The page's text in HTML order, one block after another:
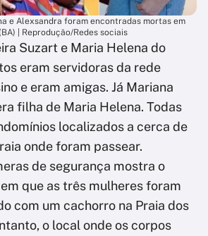
e Alexsandra foram encontradas mortas em
| Reprodução/Redes sociais
Suzart e Maria Helena do
eram servidoras da rede
e eram amigas. Já Mariana
filha de Maria Helena. Todas
localizados a cerca de
onde foram passear.
de segurança mostra o
que as três mulheres foram
com um cachorro na Praia dos
o local onde os corpos